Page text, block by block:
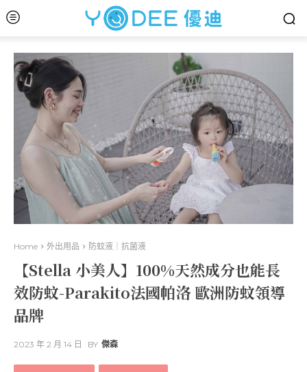
Home 外出用品 防蚊液｜抗菌液
【Stella 小美人】100%天然成分也能長
效防蚊-Parakito法國帕洛 歐洲防蚊領導
品牌
2023 年 2 月 14 日 BY 傑森